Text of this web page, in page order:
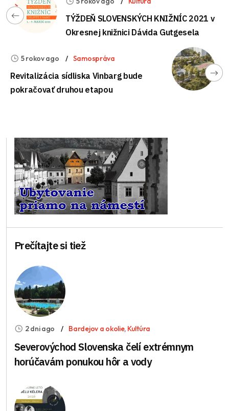
TÝŽDEŇ SLOVENSKÝCH KNIŽNÍC 2021 v
Okresnej knižnici Dávida Gutgesela
5 rokov ago Samospráva
Revitalizácia sídliska Vinbarg bude
pokračovať druhou etapou
Prečítajte si tiež
2 dni ago Bardejov a okolie, Kultúra
Severovýchod Slovenska čelí extrémnym
horúčavám ponukou hôr a vody